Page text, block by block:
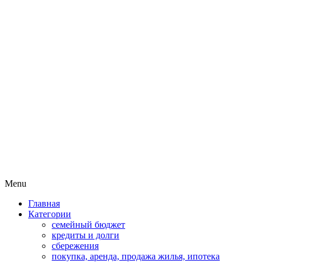
Menu
content
Главная
Категории
семейный бюджет
кредиты и долги
сбережения
покупка, аренда, продажа жилья, ипотека